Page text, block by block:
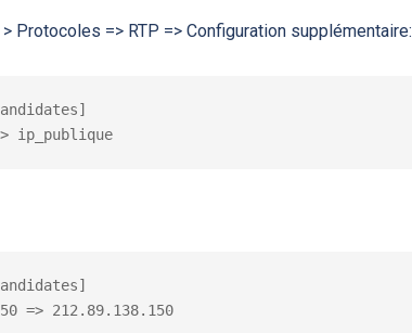
Protocoles => RTP => Configuration supplémentaire:
ip_publique
=> 212.89.138.150